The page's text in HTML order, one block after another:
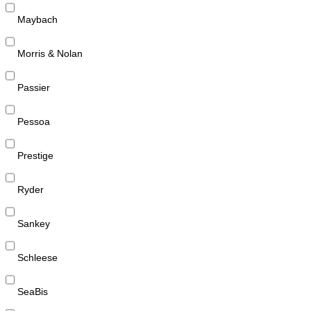
Maybach
Morris & Nolan
Passier
Pessoa
Prestige
Ryder
Sankey
Schleese
SeaBis